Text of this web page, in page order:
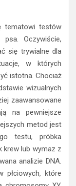
tematowi testów
psa. Oczywiście,
się trywialne dla
w których
istotna. Chociaż
wizualnych
zaawansowane
na pewniejsze
metod jest
testu, próbka
krew lub wymaz z
analizie DNA.
płciowych, które